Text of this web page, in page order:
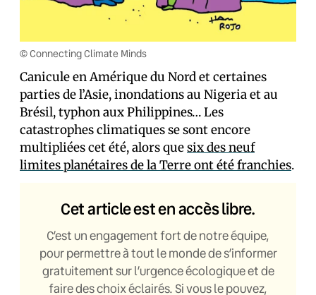
© Connecting Climate Minds
Canicule en Amérique du Nord et certaines
parties de l’Asie, inondations au Nigeria et au
Brésil, typhon aux Philippines… Les
catastrophes climatiques se sont encore
multipliées cet été, alors quesix des neuf
limites planétaires de la Terre ont été franchies.
Cet article est en accès libre.
C’est un engagement fort de notre équipe,
pour permettre à tout le monde de s’informer
gratuitement sur l’urgence écologique et de
faire des choix éclairés. Si vous le pouvez,